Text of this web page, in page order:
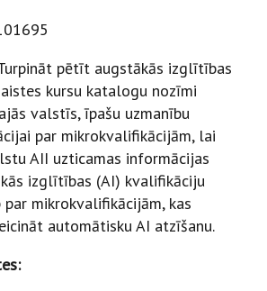
pētīt augstākās izglītības
kursu katalogu nozīmi
valstīs, īpašu uzmanību
par mikrokvalifikācijām, lai
AII uzticamas informācijas
izglītības (AI) kvalifikāciju
mikrokvalifikācijām, kas
automātisku AI atzīšanu.